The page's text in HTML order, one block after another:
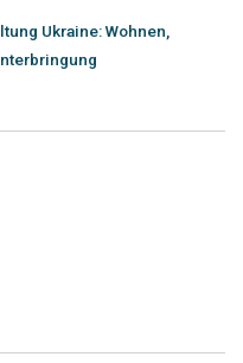
Ukraine: Wohnen,